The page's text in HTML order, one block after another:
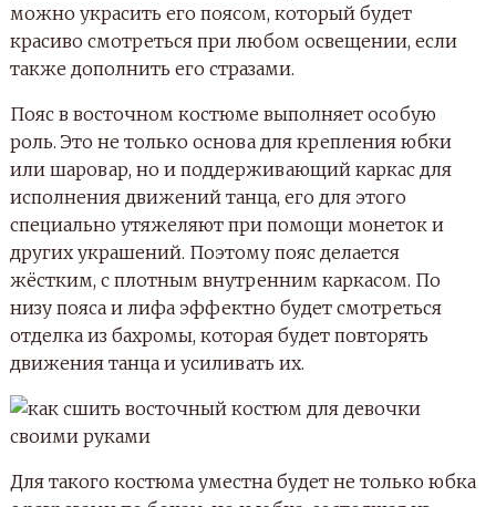
можно украсить его поясом, который будет
красиво смотреться при любом освещении, если
также дополнить его стразами.
Пояс в восточном костюме выполняет особую
роль. Это не только основа для крепления юбки
или шаровар, но и поддерживающий каркас для
исполнения движений танца, его для этого
специально утяжеляют при помощи монеток и
других украшений. Поэтому пояс делается
жёстким, с плотным внутренним каркасом. По
низу пояса и лифа эффектно будет смотреться
отделка из бахромы, которая будет повторять
движения танца и усиливать их.
Для такого костюма уместна будет не только юбка